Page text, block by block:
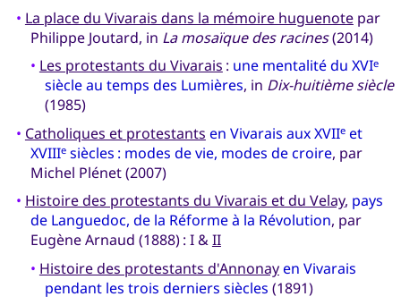
• La place du Vivarais dans la mémoire huguenotepar
Philippe Joutard, in La mosaïque des racines(2014)
• Les protestants du Vivarais : une mentalité du XVIe
siècle au temps des Lumières, in Dix-huitième siècle
(1985)
• Catholiques et protestants en Vivarais aux XVIIeet
XVIIIesiècles : modes de vie, modes de croire, par
Michel Plénet (2007)
• Histoire des protestants du Vivarais et du Velay, pays
de Languedoc, de la Réforme à la Révolution, par
Eugène Arnaud (1888) : I &II
• Histoire des protestants d'Annonayen Vivarais
pendant les trois derniers siècles (1891)